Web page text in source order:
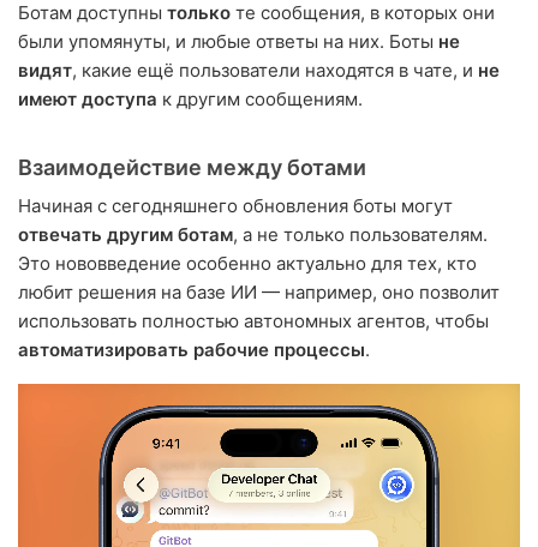
Ботам доступны только те сообщения, в которых они
были упомянуты, и любые ответы на них. Боты не
видят, какие ещё пользователи находятся в чате, и не
имеют доступа к другим сообщениям.
Взаимодействие между ботами
Начиная с сегодняшнего обновления боты могут
отвечать другим ботам, а не только пользователям.
Это нововведение особенно актуально для тех, кто
любит решения на базе ИИ — например, оно позволит
использовать полностью автономных агентов, чтобы
автоматизировать рабочие процессы.